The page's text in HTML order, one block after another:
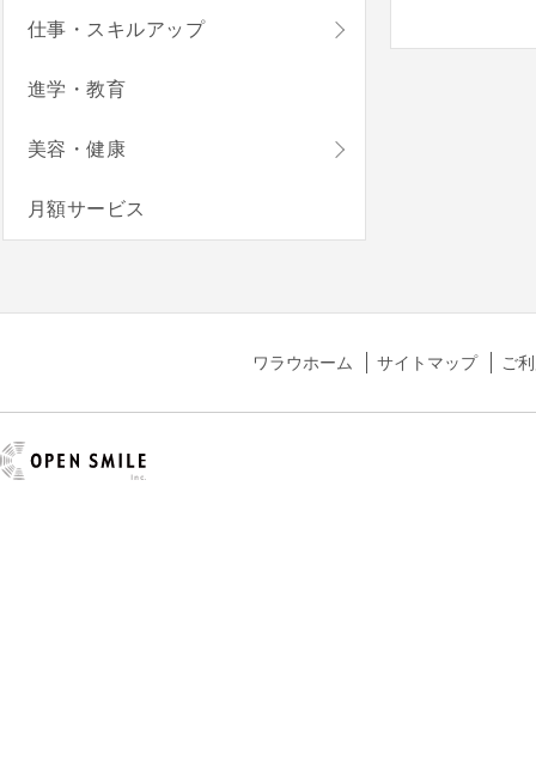
仕事・スキルアップ
進学・教育
美容・健康
月額サービス
ワラウホーム サイトマップ ご